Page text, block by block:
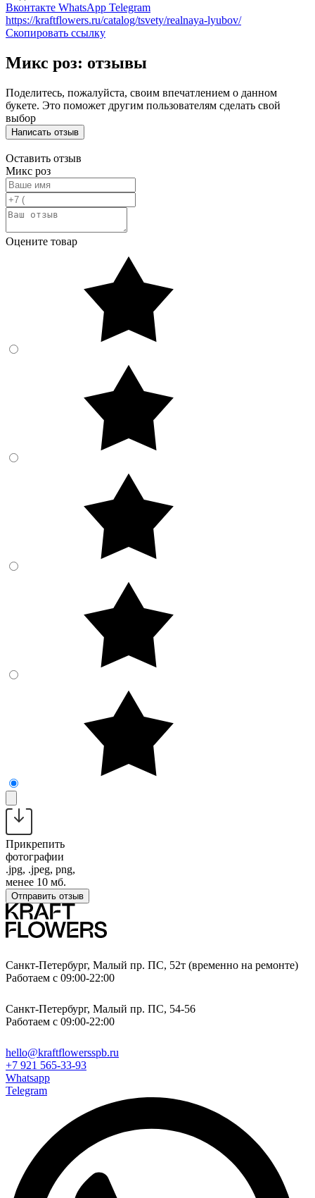
Вконтакте WhatsApp Telegram
https://kraftflowers.ru/catalog/tsvety/realnaya-lyubov/
Скопировать ссылку
Микс роз: отзывы
Поделитесь, пожалуйста, своим впечатлением о данном
букете. Это поможет другим пользователям сделать свой
выбор
Написать отзыв
Оставить отзыв
Микс роз
Оцените товар
Прикрепить
фотографии
.jpg, .jpeg, png,
менее 10 мб.
Отправить отзыв
Санкт-Петербург, Малый пр. ПС, 52т (временно на ремонте)
Работаем с 09:00-22:00
Санкт-Петербург, Малый пр. ПС, 54-56
Работаем с 09:00-22:00
hello@kraftflowersspb.ru
+7 921 565-33-93
Whatsapp
Telegram